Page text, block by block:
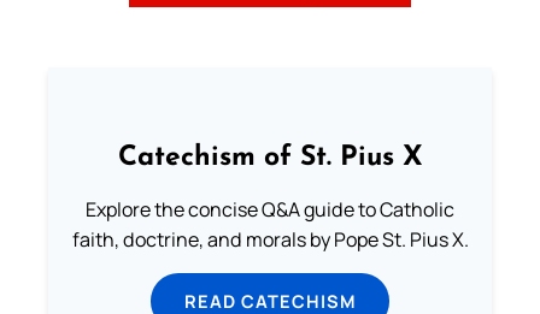
Catechism of St. Pius X
Explore the concise Q&A guide to Catholic
faith, doctrine, and morals by Pope St. Pius X.
READ CATECHISM